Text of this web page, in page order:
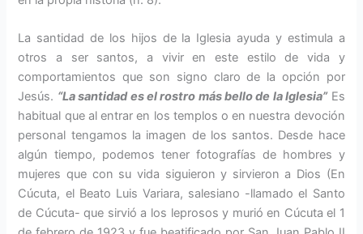
La santidad de los hijos de la Iglesia ayuda y estimula a
otros a ser santos, a vivir en este estilo de vida y
comportamientos que son signo claro de la opción por
Jesús. “La santidad es el rostro más bello de la Iglesia”Es
habitual que al entrar en los templos o en nuestra devoción
personal tengamos la imagen de los santos. Desde hace
algún tiempo, podemos tener fotografías de hombres y
mujeres que con su vida siguieron y sirvieron a Dios (En
Cúcuta, el Beato Luis Variara, salesiano -llamado el Santo
de Cúcuta- que sirvió a los leprosos y murió en Cúcuta el 1